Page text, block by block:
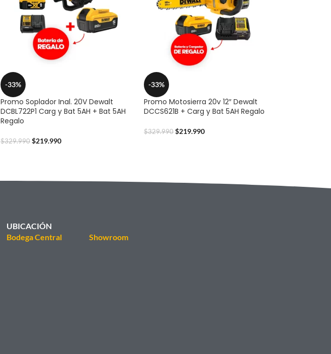
-33%
Promo Soplador Inal. 20V Dewalt
DCBL722P1 Carg y Bat 5AH + Bat 5AH
Regalo
$329.990 $219.990
-33%
Promo Motosierra 20v 12″ Dewalt
DCCS621B + Carg y Bat 5AH Regalo
$329.990 $219.990
UBICACIÓN
Bodega Central
Showroom